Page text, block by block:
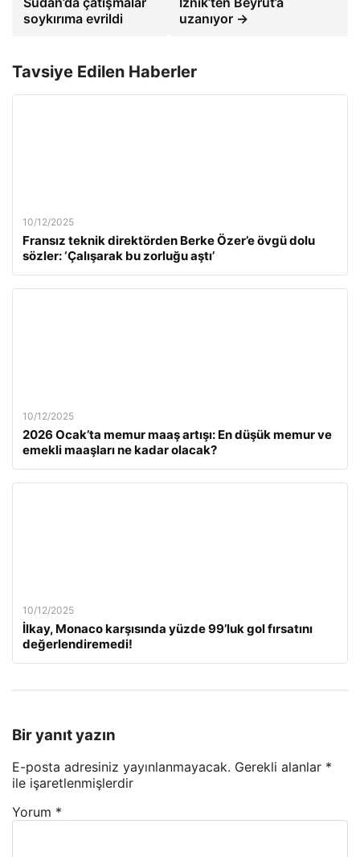
soykırıma evrildi
uzanıyor →
Tavsiye Edilen Haberler
10/12/2025
Fransız teknik direktörden Berke Özer’e övgü dolu
sözler: ‘Çalışarak bu zorluğu aştı’
10/12/2025
2026 Ocak’ta memur maaş artışı: En düşük memur ve
emekli maaşları ne kadar olacak?
10/12/2025
İlkay, Monaco karşısında yüzde 99’luk gol fırsatını
değerlendiremedi!
Bir yanıt yazın
E-posta adresiniz yayınlanmayacak. Gerekli alanlar *
ile işaretlenmişlerdir
Yorum *